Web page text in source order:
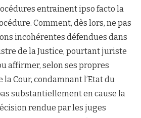
entrainent ipso facto la
Comment, dès lors, ne pas
incohérentes défendues dans
de la Justice, pourtant juriste
affirmer, selon ses propres
la Cour, condamnant l’Etat du
substantiellement en cause la
rendue par les juges